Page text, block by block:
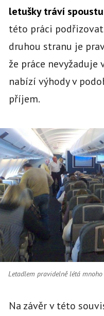
letušky tráví
této práci
druhou stranu je
že práce nevyžaduje
nabízí výhody v
příjem.
Letadlem pravidelně létá
Na závěr v této